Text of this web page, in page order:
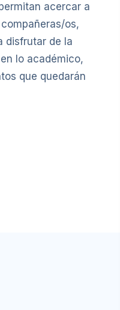
acercar a
os,
disfrutar de la
lo académico,
que quedarán